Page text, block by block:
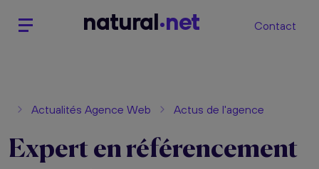
natural net Contact
Actualités Agence Web Actus de l'agence
Expert en référencement